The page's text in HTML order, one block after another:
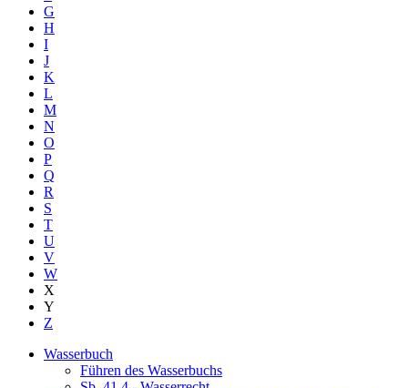
G
H
I
J
K
L
M
N
O
P
Q
R
S
T
U
V
W
X
Y
Z
Wasserbuch
Führen des Wasserbuchs